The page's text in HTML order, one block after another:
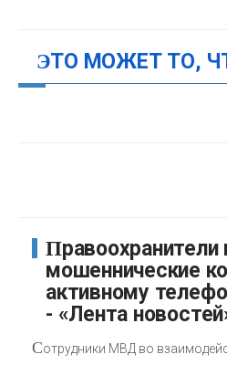
ЭТО МОЖЕТ ТО,
Правоохранители выявили
мошеннические
активному
- «Лента
Сотрудники МВД во